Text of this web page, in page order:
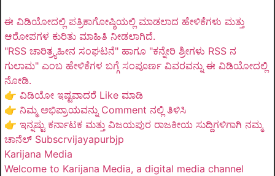
ಈ ವಿಡಿಯೋದಲ್ಲಿ ಪತ್ರಿಕಾಗೋಷ್ಠಿಯಲ್ಲಿ ಮಾಡಲಾದ ಹೇಳಿಕೆಗಳು ಮತ್ತು
ಆರೋಪಗಳ ಕುರಿತು ಮಾಹಿತಿ ನೀಡಲಾಗಿದೆ.
"RSS ಚಾರಿತ್ರ್ಯಹೀನ ಸಂಘಟನೆ" ಹಾಗೂ "ಕನ್ನೇರಿ ಶ್ರೀಗಳು RSS ನ
ಗುಲಾಮ" ಎಂಬ ಹೇಳಿಕೆಗಳ ಬಗ್ಗೆ ಸಂಪೂರ್ಣ ವಿವರವನ್ನು ಈ ವಿಡಿಯೋದಲ್ಲಿ
ನೋಡಿ.
👉 ವಿಡಿಯೋ ಇಷ್ಟವಾದರೆ Like ಮಾಡಿ
👉 ನಿಮ್ಮ ಅಭಿಪ್ರಾಯವನ್ನು Comment ನಲ್ಲಿ ತಿಳಿಸಿ
👉 ಇನ್ನಷ್ಟು ಕರ್ನಾಟಕ ಮತ್ತು ವಿಜಯಪುರ ರಾಜಕೀಯ ಸುದ್ದಿಗಳಿಗಾಗಿ ನಮ್ಮ
ಚಾನೆಲ್ Subscrvijayapurbjp
Karijana Media
Welcome to Karijana Media, a digital media channel